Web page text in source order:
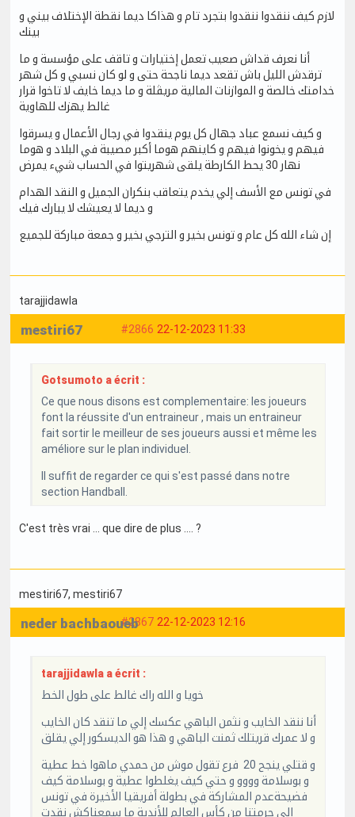
لازم كيف ننقدوا ننقدوا بتجرد تام و هذاكا ديما نقطة الإختلاف بيني و
بينك
أنا نعرف قداش صعيب تعمل إختيارات و تاقف على مؤسسة و ما
ترقدش الليل باش تقعد ديما ناجحة حتى و لو كان نسبي و كل شهر
خدامتك خالصة و الموازنات المالية مريڤلة و ما ديما خايف لا تاخوا قرار
غالط يهزك للهاوية
و كيف نسمع عباد جهال كل يوم ينقدوا في رجال الأعمال و يسرقوا
فيهم و يخونوا فيهم و كاينهم هوما أكبر مصيبة في البلاد و هوما
نهار 30 يحط الكارطة يلقى شهريتوا في الحساب شيء يمرض
في تونس مع الأسف إلي يخدم يتعاقب بنكران الجميل و النقد الهدام
و ديما لا يعيشك لا يبارك فيك
إن شاء الله كل عام و تونس بخير و الترجي بخير و جمعة مباركة للجميع
tarajjidawla
#2866 22-12-2023 11:33
mestiri67
Gotsumoto a écrit :
Ce que nous disons est complementaire: les joueurs
font la réussite d'un entraineur , mais un entraineur
fait sortir le meilleur de ses joueurs aussi et même les
améliore sur le plan individuel.
Il suffit de regarder ce qui s'est passé dans notre
section Handball.
C'est très vrai ... que dire de plus .... ?
mestiri67, mestiri67
#2867 22-12-2023 12:16
neder bachbaoueb
tarajjidawla a écrit :
خويا و الله راك غالط على طول الخط
أنا ننقد الخايب و نثمن الباهي عكسك إلي ما تنقد كان الخايب
و لا عمرك قريتلك ثمنت الباهي و هذا هو الديسكور إلي يقلق
و قتلي ينجح 20 فرع تقول موش من حمدي ماهوا خط عطية
و بوسلامة وووو و حتي كيف يغلطوا عطية و بوسلامة كيف
فضيحةعدم المشاركة في بطولة أفريقيا الأخيرة في تونس
إلي حرمتنا من كأس العالم للأندية ما سمعناكش نقدت